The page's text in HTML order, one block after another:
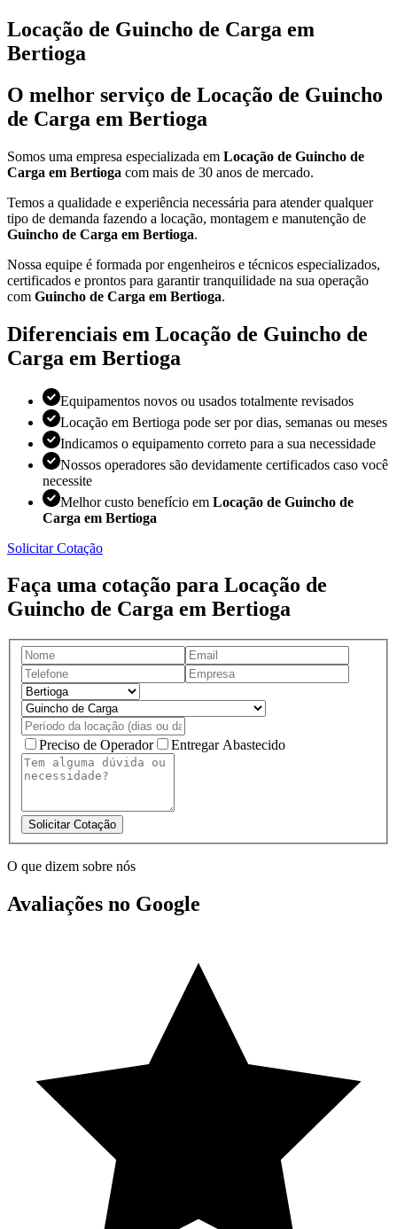
Locação de Guincho de Carga em
Bertioga
O melhor serviço de Locação de Guincho
de Carga em Bertioga
Somos uma empresa especializada em Locação de Guincho de
Carga em Bertioga com mais de 30 anos de mercado.
Temos a qualidade e experiência necessária para atender qualquer
tipo de demanda fazendo a locação, montagem e manutenção de
Guincho de Carga em Bertioga.
Nossa equipe é formada por engenheiros e técnicos especializados,
certificados e prontos para garantir tranquilidade na sua operação
com Guincho de Carga em Bertioga.
Diferenciais em Locação de Guincho de
Carga em Bertioga
Equipamentos novos ou usados totalmente revisados
Locação em Bertioga pode ser por dias, semanas ou meses
Indicamos o equipamento correto para a sua necessidade
Nossos operadores são devidamente certificados caso você
necessite
Melhor custo benefício em Locação de Guincho de
Carga em Bertioga
Solicitar Cotação
Faça uma cotação para Locação de
Guincho de Carga em Bertioga
Preciso de Operador Entregar Abastecido
Solicitar Cotação
O que dizem sobre nós
Avaliações no Google